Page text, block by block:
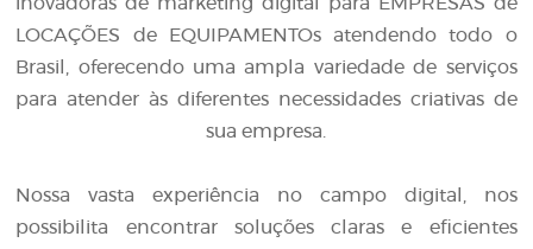
LOCAÇÕES de EQUIPAMENTOs
atendendo todo o
Brasil, oferecendo uma ampla variedade de serviços
para atender às diferentes necessidades criativas de
sua empresa.
Nossa vasta experiência no campo digital, nos
possibilita encontrar soluções claras e eficientes